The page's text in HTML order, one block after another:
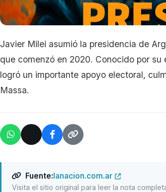
Javier Milei asumió la presidencia de
que comenzó en 2020. Conocido por
logró un importante apoyo electoral,
Massa.
Fuente:lanacion.com.ar
Visita el sitio original para leer la nota